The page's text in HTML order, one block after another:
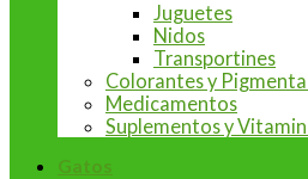
Juguetes
Nidos
Transportines
Colorantes y
Medicamentos
Suplementos y
Gatos